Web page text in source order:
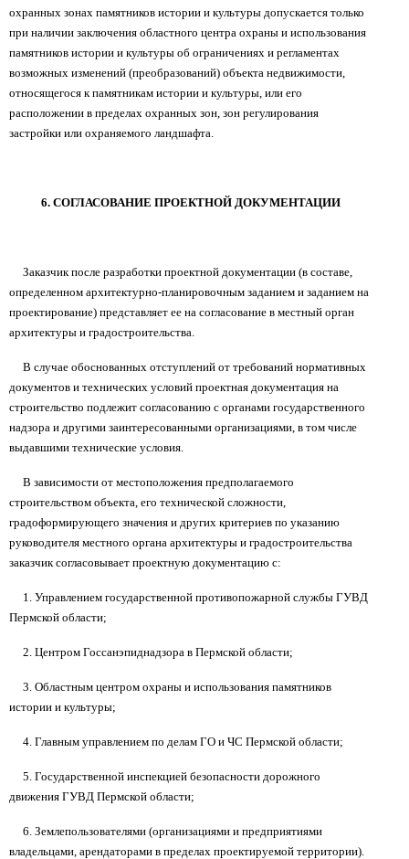
охранных зонах памятников истории и культуры допускается только
при наличии заключения областного центра охраны и использования
памятников истории и культуры об ограничениях и регламентах
возможных изменений (преобразований) объекта недвижимости,
относящегося к памятникам истории и культуры, или его
расположении в пределах охранных зон, зон регулирования
застройки или охраняемого ландшафта.
6. СОГЛАСОВАНИЕ ПРОЕКТНОЙ ДОКУМЕНТАЦИИ
Заказчик после разработки проектной документации (в составе,
определенном архитектурно-планировочным заданием и заданием на
проектирование) представляет ее на согласование в местный орган
архитектуры и градостроительства.
В случае обоснованных отступлений от требований нормативных
документов и технических условий проектная документация на
строительство подлежит согласованию с органами государственного
надзора и другими заинтересованными организациями, в том числе
выдавшими технические условия.
В зависимости от местоположения предполагаемого
строительством объекта, его технической сложности,
градоформирующего значения и других критериев по указанию
руководителя местного органа архитектуры и градостроительства
заказчик согласовывает проектную документацию с:
1. Управлением государственной противопожарной службы ГУВД
Пермской области;
2. Центром Госсанэпиднадзора в Пермской области;
3. Областным центром охраны и использования памятников
истории и культуры;
4. Главным управлением по делам ГО и ЧС Пермской области;
5. Государственной инспекцией безопасности дорожного
движения ГУВД Пермской области;
6. Землепользователями (организациями и предприятиями
владельцами, арендаторами в пределах проектируемой территории).